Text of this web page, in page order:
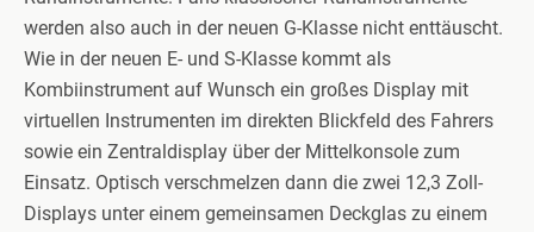
werden also auch in der neuen G-Klasse nicht enttäuscht.
Wie in der neuen E- und S-Klasse kommt als
Kombiinstrument auf Wunsch ein großes Display mit
virtuellen Instrumenten im direkten Blickfeld des Fahrers
sowie ein Zentraldisplay über der Mittelkonsole zum
Einsatz. Optisch verschmelzen dann die zwei 12,3 Zoll-
Displays unter einem gemeinsamen Deckglas zu einem